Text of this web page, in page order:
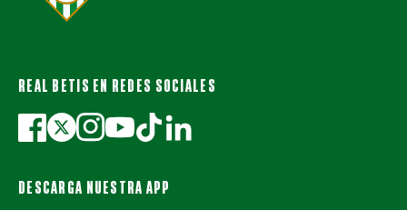
REAL BETIS EN REDES SOCIALES
DESCARGA NUESTRA APP